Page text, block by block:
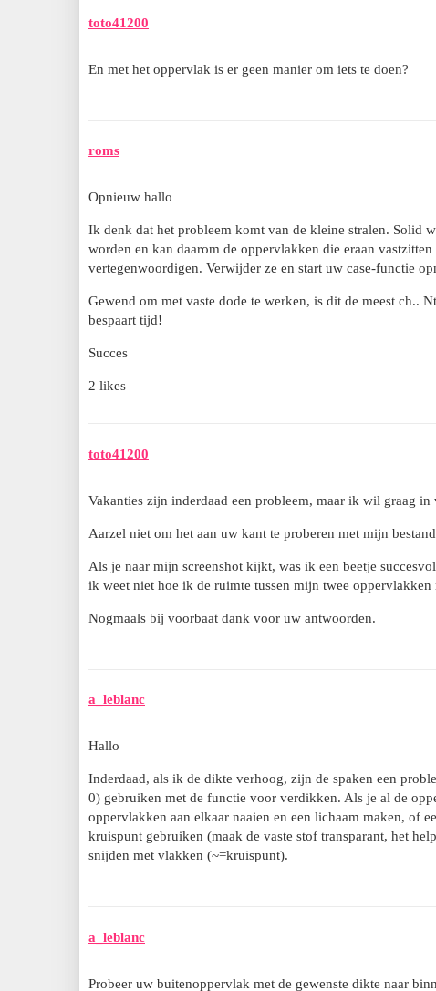
toto41200
En met het oppervlak is er geen manier om iets te doen?
roms
Opnieuw hallo
Ik denk dat het probleem komt van de kleine stralen. Solid
worden en kan daarom de oppervlakken die eraan
vertegenwoordigen. Verwijder ze en start uw case-functie
Gewend om met vaste dode te werken, is dit de meest ch..
bespaart tijd!
Succes
2 likes
toto41200
Vakanties zijn inderdaad een probleem, maar ik wil graag
Aarzel niet om het aan uw kant te proberen met mijn
Als je naar mijn screenshot kijkt, was ik een beetje
ik weet niet hoe ik de ruimte tussen mijn twee
Nogmaals bij voorbaat dank voor uw antwoorden.
a_leblanc
Hallo
Inderdaad, als ik de dikte verhoog, zijn de spaken een
0) gebruiken met de functie voor verdikken. Als je al de
oppervlakken aan elkaar naaien en een lichaam maken, of
kruispunt gebruiken (maak de vaste stof transparant, het
snijden met vlakken (~=kruispunt).
a_leblanc
Probeer uw buitenoppervlak met de gewenste dikte naar